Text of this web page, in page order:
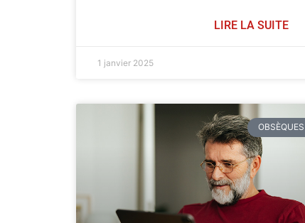
LIRE LA SUITE
1 janvier 2025
OBSÈQUES